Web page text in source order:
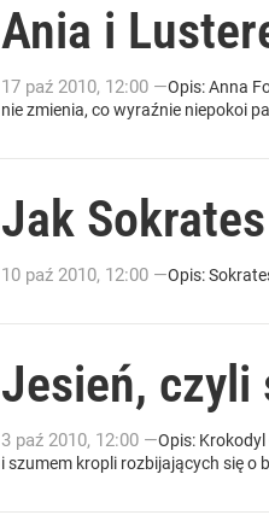
Ania i
17 paź 2010, 12:00 —Opis: Anna
nie zmienia, co wyraźnie niepokoi
Jak
10 paź 2010, 12:00 —Opis:
Jesień, czyli
3 paź 2010, 12:00 —Opis:
i szumem kropli rozbijających się o